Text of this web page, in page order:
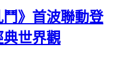
鬥》首波聯動登
世界觀